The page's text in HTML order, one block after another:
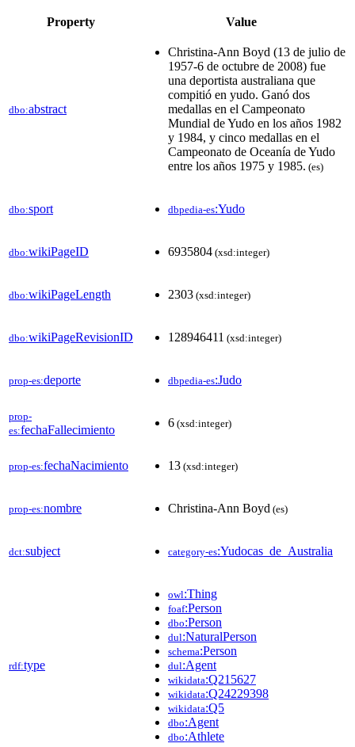
Property Value
dbo:abstract
Christina-Ann Boyd (13 de julio de
1957-6 de octubre de 2008) fue
una deportista australiana que
compitió en yudo. Ganó dos
medallas en el Campeonato
Mundial de Yudo en los años 1982
y 1984, y cinco medallas en el
Campeonato de Oceanía de Yudo
entre los años 1975 y 1985.​ (es)
dbo:sport dbpedia-es:Yudo
dbo:wikiPageID 6935804 (xsd:integer)
dbo:wikiPageLength 2303 (xsd:integer)
dbo:wikiPageRevisionID 128946411 (xsd:integer)
prop-es:deporte dbpedia-es:Judo
prop-
es:fechaFallecimiento
6 (xsd:integer)
prop-es:fechaNacimiento 13 (xsd:integer)
prop-es:nombre Christina-Ann Boyd (es)
dct:subject category-es:Yudocas_de_Australia
rdf:type
owl:Thing
foaf:Person
dbo:Person
dul:NaturalPerson
schema:Person
dul:Agent
wikidata:Q215627
wikidata:Q24229398
wikidata:Q5
dbo:Agent
dbo:Athlete